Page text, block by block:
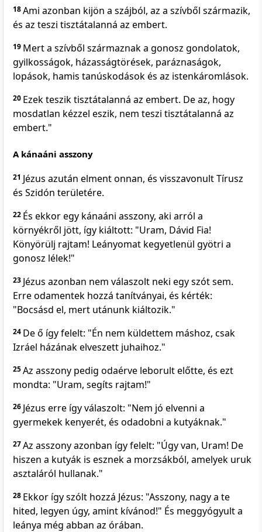
18Ami azonban kijön a szájból, az a szívből származik,
és az teszi tisztátalanná az embert.
19 Mert a szívből származnak a gonosz gondolatok,
gyilkosságok, házasságtörések, paráznaságok,
lopások, hamis tanúskodások és az istenkáromlások.
20 Ezek teszik tisztátalanná az embert. De az, hogy
mosdatlan kézzel eszik, nem teszi tisztátalanná az
embert."
A kánaáni asszony
21 Jézus azután elment onnan, és visszavonult Tírusz
és Szidón területére.
22 És ekkor egy kánaáni asszony, aki arról a
környékről jött, így kiáltott: "Uram, Dávid Fia!
Könyörülj rajtam! Leányomat kegyetlenül gyötri a
gonosz lélek!"
23 Jézus azonban nem válaszolt neki egy szót sem.
Erre odamentek hozzá tanítványai, és kérték:
"Bocsásd el, mert utánunk kiáltozik."
24 De ő így felelt: "Én nem küldettem máshoz, csak
Izráel házának elveszett juhaihoz."
25Az asszony pedig odaérve leborult előtte, és ezt
mondta: "Uram, segíts rajtam!"
26 Jézus erre így válaszolt: "Nem jó elvenni a
gyermekek kenyerét, és odadobni a kutyáknak."
27Az asszony azonban így felelt: "Úgy van, Uram! De
hiszen a kutyák is esznek a morzsákból, amelyek uruk
asztaláról hullanak."
28 Ekkor így szólt hozzá Jézus: "Asszony, nagy a te
hited, legyen úgy, amint kívánod!" És meggyógyult a
leánya még abban az órában.